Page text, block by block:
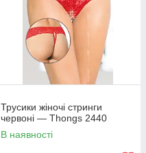
Трусики жіночі стринги
червоні — Thongs 2440
В наявності